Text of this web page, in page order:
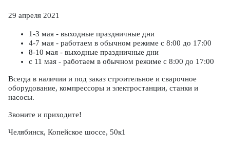
29 апреля 2021
1-3 мая - выходные праздничные дни
4-7 мая - работаем в обычном режиме с 8:00 до 17:00
8-10 мая - выходные праздничные дни
с 11 мая - работаем в обычном режиме с 8:00 до 17:00
Всегда в наличии и под заказ строительное и сварочное
оборудование, компрессоры и электростанции, станки и
насосы.
Звоните и приходите!
Челябинск, Копейское шоссе, 50к1